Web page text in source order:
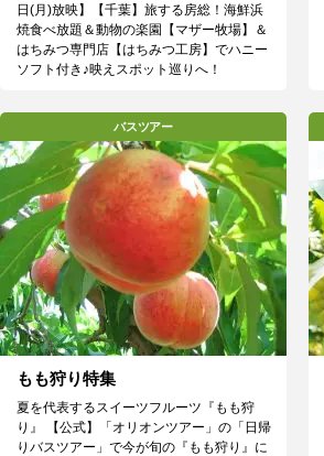
日(月)放映】【千葉】旅する房総！海鮮浜
焼食べ放題＆動物の楽園【マザー牧場】＆
はちみつ専門店【はちみつ工房】でハニー
ソフト付き♪映えスポット巡りへ！
バスツアー
もも狩り特集
夏を代表するスイーツフルーツ『もも狩
り』 【公式】「オリオンツアー」の「日帰
りバスツアー」で今が旬の『もも狩り』に